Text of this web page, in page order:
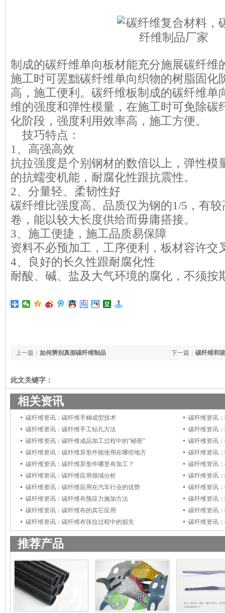
制成的碳纤维单向板材能充分施展碳纤维
施工时可罢黜碳纤维单向织物的树脂固化
高，施工便利。碳纤维板制成的碳纤维单
维的强度和弹性模量，在施工时可免除碳
化阶段，强度利用效率高，施工方便。
技巧特点：
1、高强高效
抗拉强度是个别钢材的数倍以上，弹性模
的抗蠕变机能，耐腐化性跟抗震性。
2、分量轻、柔韧性好
碳纤维比强度高、品质仅为钢的1/5，有
卷，能以较大长度供给而毋庸搭接。
3、施工便捷，施工品质易保障
资料不必预加工，工序便利，板材容许交
4、良好的长久性跟耐腐化性
耐酸、碱、盐及大气环境的腐化，不须按
下一篇： 碳纤维和
上一篇： 如何辨别真假碳纤维制品
此文关键字：
相关资讯
碳纤维资讯：碳纤维手糊成型技术
碳纤维资讯
碳纤维资讯：碳纤维手工钻孔方法
碳纤维资讯
碳纤维资讯：碳纤维成品加工过程中的“秘密”
碳纤维资讯
碳纤维资讯：碳纤维异形件能使用在哪些地方
碳纤维资讯
碳纤维资讯：碳纤维异形件哪里有加工？
碳纤维资讯
碳纤维资讯：碳纤维应用领域分析
碳纤维资讯
碳纤维资讯：碳纤维应用在汽车行业的优势
碳纤维资讯
碳纤维资讯：碳纤维布预应力施加方法
碳纤维资讯
碳纤维资讯：碳纤维布的其它应用
碳纤维资讯
碳纤维资讯：碳纤维布张拉过程中的损失
碳纤维资讯
推荐产品